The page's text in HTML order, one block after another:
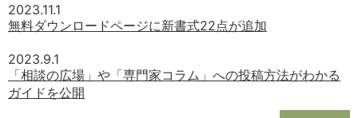
2023.11.1
無料ダウンロードページに新書式22点が追加
2023.9.1
「相談の広場」や「専門家コラム」への投稿方法がわかる
ガイドを公開